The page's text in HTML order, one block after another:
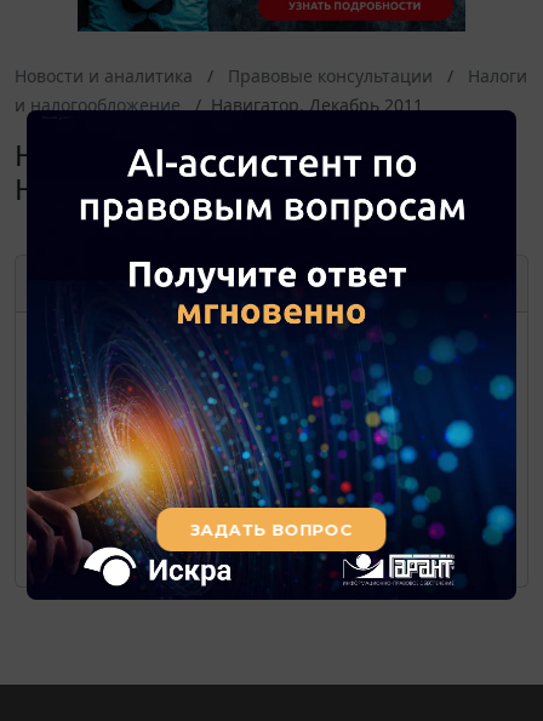
Новости и аналитика Правовые консультации
Налоги
и налогообложение
Навигатор. Декабрь 2011
Налоги и налогообложение.
Навигатор. Декабрь 2011
ДЕКАБРЬ
2011
ВТ СР ЧТ ПТ
1
3
4
5
6 7 8 9
12
13 14 15 16 17
19
20 21 22 23 24
25
26
27 28 29 30 31